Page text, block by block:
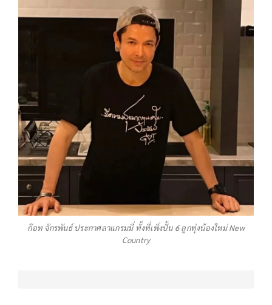
ก๊อท จักรพันธ์ ประกาศลาแกรมมี่ ทั้งที่เพิ่งปั้น 6 ลูกทุ่งน้องใหม่ New
Country